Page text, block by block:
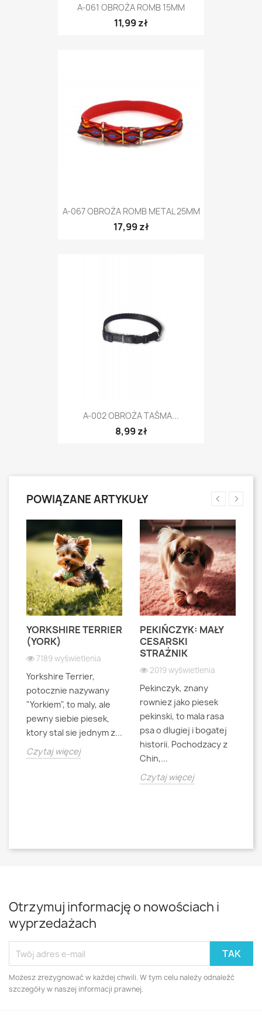
A-061 OBROŻA ROMB 15MM
11,99 zł
A-067 OBROŻA ROMB METAL 25MM
17,99 zł
A-002 OBROŻA TAŚMA...
8,99 zł
POWIĄZANE ARTYKUŁY
YORKSHIRE TERRIER
(YORK)
7189 wyświetlenia
Yorkshire Terrier,
potocznie nazywany
"Yorkiem", to maly, ale
pewny siebie piesek,
ktory stal sie jednym z...
Czytaj więcej
PEKIŃCZYK: MAŁY
CESARSKI
STRAŻNIK
2019 wyświetlenia
Pekinczyk, znany
rowniez jako piesek
pekinski, to mala rasa
psa o dlugiej i bogatej
historii. Pochodzacy z
Chin,...
Czytaj więcej
Otrzymuj informację o nowościach i
wyprzedażach
Możesz zrezygnować w każdej chwili. W tym celu należy odnaleźć
szczegóły w naszej informacji prawnej.